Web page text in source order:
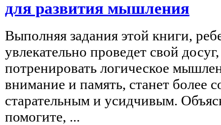
для развития мышления
Выполняя задания этой книги,
увлекательно проведет свой
потренировать логическое
внимание и память, станет более
старательным и усидчивым.
помогите, ...